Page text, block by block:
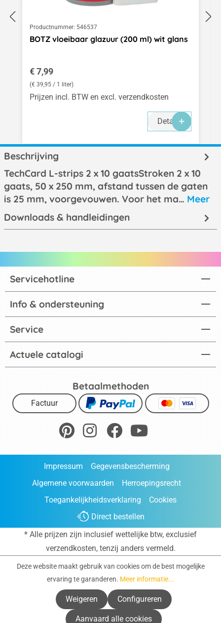
Productnummer: 546537
BOTZ vloeibaar glazuur (200 ml) wit glans
Normale prijs:
€ 7,99
(€ 39,95 / 1 liter)
Prijzen incl. BTW en excl. verzendkosten
Details
Beschrijving
TechCard L-strips 2 x 10 gaatsStroken 2 x 10
gaats, 50 x 250 mm, afstand tussen de gaten
is 25 mm, voorgevouwen. Voor het ma… Meer
Downloads & handleidingen
Actuele catalogi
Servicehotline
Info & ondersteuning
Service
Betaalmethoden
Factuur
Impressum
Gegevensbescherming
Algemene voorwaarden
Herroepingsrecht
Toegankelijkheidsverklaring
Cookies
Direct bestellen
* Alle prijzen zijn inclusief wettelijke btw, exclusief
verzendkosten, tenzij anders vermeld.
Deze website maakt gebruik van cookies om de best mogelijke
ervaring te garanderen. Meer informatie...
Weigeren Configureren
Aanvaard alle cookies